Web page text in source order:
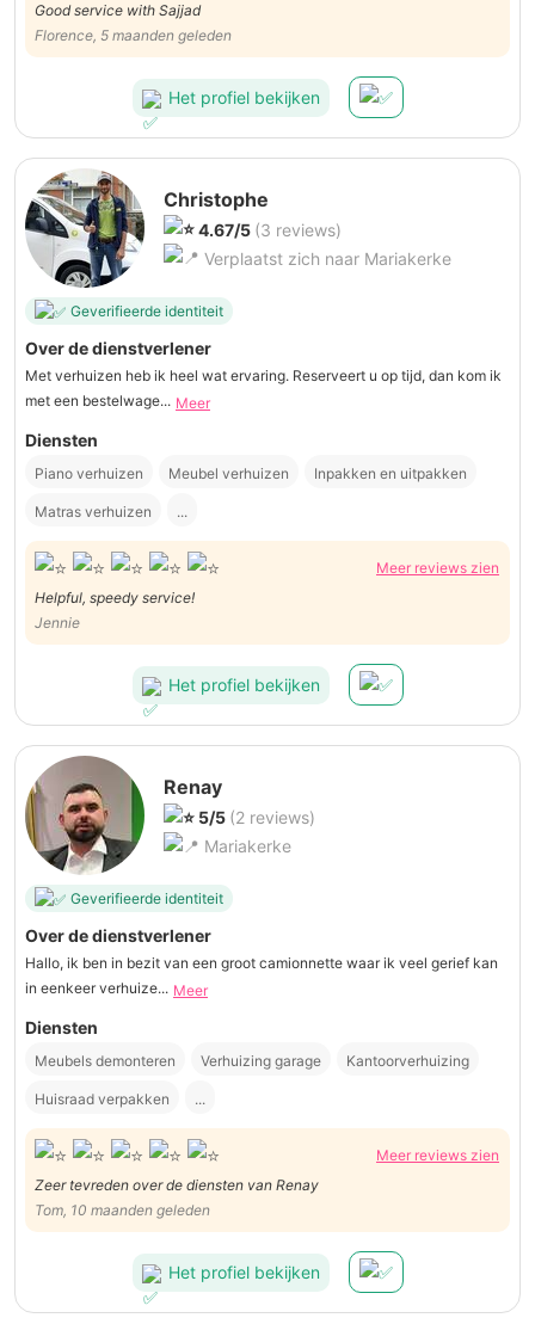
Good service with Sajjad
Florence, 5 maanden geleden
Het profiel bekijken
Christophe
4.67/5 (3 reviews)
Verplaatst zich naar Mariakerke
Geverifieerde identiteit
Over de dienstverlener
Met verhuizen heb ik heel wat ervaring. Reserveert u op tijd, dan kom ik
met een bestelwage... Meer
Diensten
Piano verhuizen Meubel verhuizen Inpakken en uitpakken
Matras verhuizen ...
Meer reviews zien
Helpful, speedy service!
Jennie
Het profiel bekijken
Renay
5/5 (2 reviews)
Mariakerke
Geverifieerde identiteit
Over de dienstverlener
Hallo, ik ben in bezit van een groot camionnette waar ik veel gerief kan
in eenkeer verhuize... Meer
Diensten
Meubels demonteren Verhuizing garage Kantoorverhuizing
Huisraad verpakken ...
Meer reviews zien
Zeer tevreden over de diensten van Renay
Tom, 10 maanden geleden
Het profiel bekijken